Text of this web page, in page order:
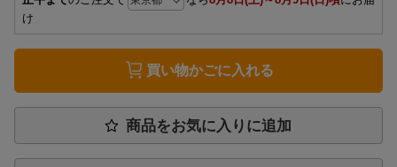
け
買い物かごに入れる
商品をお気に入りに追加